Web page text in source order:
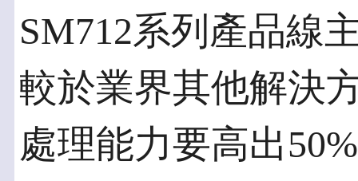
SM712系列產品線
較於業界其他解決
處理能力要高出